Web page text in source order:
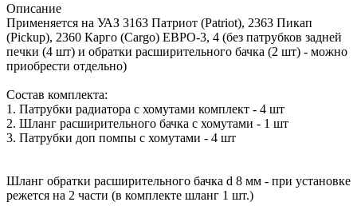
Описание
Применяется на УАЗ 3163 Патриот (Patriot), 2363 Пикап
(Pickup), 2360 Карго (Cargo) ЕВРО-3, 4 (без патрубков задней
печки (4 шт) и обратки расширительного бачка (2 шт) - можно
приобрести отдельно)
Состав комплекта:
1. Патрубки радиатора с хомутами комплект - 4 шт
2. Шланг расширительного бачка с хомутами - 1 шт
3. Патрубки доп помпы с хомутами - 4 шт
Шланг обратки расширительного бачка d 8 мм - при установке
режется на 2 части (в комплекте шланг 1 шт.)